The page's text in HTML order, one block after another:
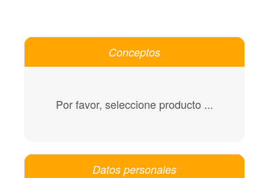
Conceptos
Por favor, seleccione producto ...
Datos personales